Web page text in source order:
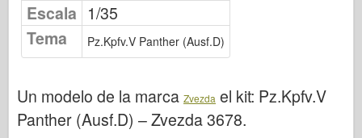
Publicación de Osprey
Señal de escuadrón
Potencia del tanque
Waffen-Arsenal
Escala 1/35
Tema
Pz.Kpfv.V Panther (Ausf.D)
Un modelo de la marca Zvezda el kit: Pz.Kpfv.V
Panther (Ausf.D) – Zvezda 3678.